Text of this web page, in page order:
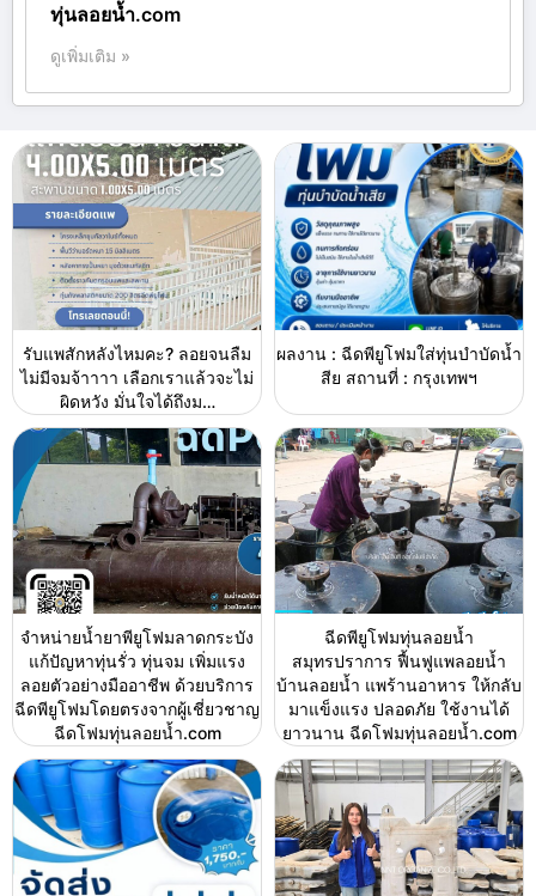
ทุ่นลอยน้ำ.com
ดูเพิ่มเติม »
รับแพสักหลังไหมคะ? ลอยจนลืม
ไม่มีจมจ้าาาา เลือกเราแล้วจะไม่
ผิดหวัง มั่นใจได้ถึงม…
ผลงาน : ฉีดพียูโฟมใส่ทุ่นบำบัดน้ำ
สีย สถานที่ : กรุงเทพฯ
จำหน่ายน้ำยาพียูโฟมลาดกระบัง
แก้ปัญหาทุ่นรั่ว ทุ่นจม เพิ่มแรง
ลอยตัวอย่างมืออาชีพ ด้วยบริการ
ฉีดพียูโฟมโดยตรงจากผู้เชี่ยวชาญ
ฉีดโฟมทุ่นลอยน้ำ.com
ฉีดพียูโฟมทุ่นลอยน้ำ
สมุทรปราการ ฟื้นฟูแพลอยน้ำ
บ้านลอยน้ำ แพร้านอาหาร ให้กลับ
มาแข็งแรง ปลอดภัย ใช้งานได้
ยาวนาน ฉีดโฟมทุ่นลอยน้ำ.com